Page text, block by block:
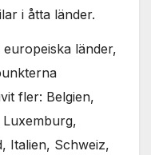
i åtta länder.
länder,
fler: Belgien,
Italien, Schweiz,